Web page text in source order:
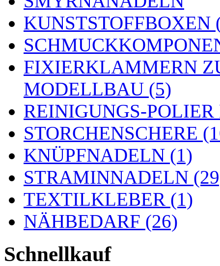
KUNSTSTOFFBOXEN
FIXIERKLAMMERN
MODELLBAU (5)
REINIGUNGS-
STORCHENSCHERE
KNÜPFNADELN (1)
STRAMINNADELN
TEXTILKLEBER (1)
NÄHBEDARF (26)
Schnellkauf